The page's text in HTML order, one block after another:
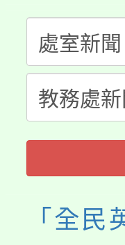
半價
者。
份教
份教師
淨零
會
115年
程
「全